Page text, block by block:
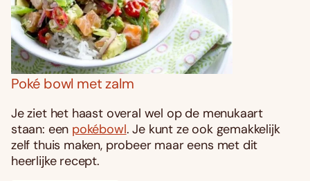
Poké bowl met zalm
Je ziet het haast overal wel op de menukaart
staan: een pokébowl. Je kunt ze ook gemakkelijk
zelf thuis maken, probeer maar eens met dit
heerlijke recept.